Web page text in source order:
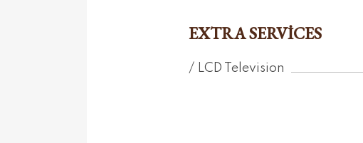
EXTRA SERVICES
LCD Television